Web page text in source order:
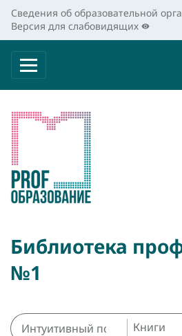
Сведения об образовательной
Версия для слабовидящих
Библиотека
№1
Книги